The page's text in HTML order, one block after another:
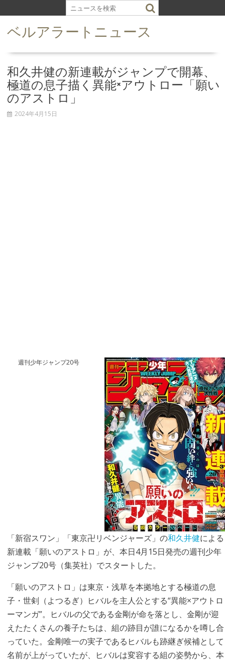
k
ベルアラートニュース
和久井健の新連載がジャンプで開幕、
極道の息子描く異能×アウトロー「願い
のアストロ」
2024年4月15日
週刊少年ジャンプ20号
「新宿スワン」「東京卍リベンジャーズ」の和久井健による
新連載「願いのアストロ」が、本日4月15日発売の週刊少年
ジャンプ20号（集英社）でスタートした。
「願いのアストロ」は東京・浅草を本拠地とする極道の息
子・世剣（よつるぎ）ヒバルを主人公とする“異能×アウトロ
ーマンガ”。ヒバルの父である金剛が命を落とし、金剛が迎
えたたくさんの養子たちは、組の跡目が誰になるかを噂し合
っていた。金剛唯一の実子であるヒバルも跡継ぎ候補として
名前が上がっていたが、ヒバルは変容する組の姿勢から、本